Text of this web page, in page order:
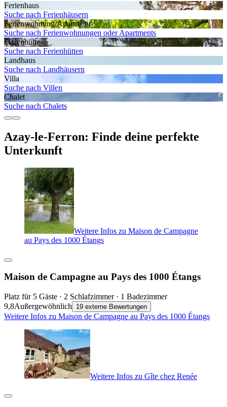
Ferienhaus
Suche nach Ferienhäusern
Ferienwohnung/Apartment
Suche nach Ferienwohnungen oder Apartments
Ferienhütte
Suche nach Ferienhütten
Landhaus
Suche nach Landhäusern
Villa
Suche nach Villen
Chalet
Suche nach Chalets
Azay-le-Ferron: Finde deine perfekte
Unterkunft
Weitere Infos zu Maison de Campagne
au Pays des 1000 Étangs
Maison de Campagne au Pays des 1000 Étangs
Platz für 5 Gäste · 2 Schlafzimmer · 1 Badezimmer
9,8Außergewöhnlich 19 externe Bewertungen
Weitere Infos zu Maison de Campagne au Pays des 1000 Étangs
Weitere Infos zu Gîte chez Renée